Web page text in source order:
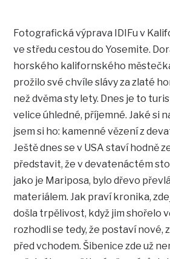
Fotografická výprava IDIFu v
ve středu cestou do Yosemite.
horského kalifornského
prožilo své chvíle slávy za zlaté
než dvěma sty lety. Dnes je to
velice úhledné, příjemné. Jaké si
jsem si ho: kamenné vězení z
Ještě dnes se v USA staví hodně
představit, že v devatenáctém
jako je Mariposa, bylo dřevo
materiálem. Jak praví kronika,
došla trpělivost, když jim shořelo
rozhodli se tedy, že postaví nové,
před vchodem. Šibenice zde už